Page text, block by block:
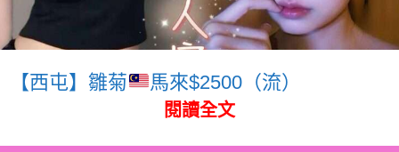
【西屯】雛菊 馬來$2500（流）
閱讀全文